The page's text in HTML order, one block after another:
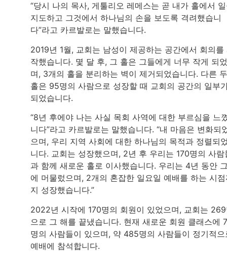
“당시 나의 목사, 게툴리오 레메스는 곧 내가 홀에서
지도하고 그것에서 하나님의 손을 보도록 격려했습니
다”라고 카르발로는 말했습니다.
2019년 1월, 교회는 남성이 제공하는 공간에서 회의를
작했습니다. 몇 달 후, 그 홀은 그들에게 너무 작게 되
며, 3개의 홀을 분리하는 벽이 제거되었습니다. 다른 두
홀은 95명의 사람으로 성장할 때 교회의 공간의 일부
되었습니다.
“8년 후에야 나는 사실 목회 사역에 대한 부르심을 느
니다”라고 카르발로는 말했습니다. “내 마음은 변화되
으며, 우리 지역 사회에 대한 하나님의 목적과 정렬되
니다. 교회는 성장했으며, 2년 후 우리는 170명의 사람
과 함께 새로운 홀로 이사했습니다. 우리는 4년 동안
에 머물렀으며, 2개의 혼잡한 일요일 예배를 하는 시
지 성장했습니다.”
2022년 시작에 170명의 회원이 있었으며, 교회는
으로 그 해를 끝냈습니다. 현재 새로운 회원 클래스에
명의 사람들이 있으며, 약 485명의 사람들이 정기적으
예배에 참석합니다.